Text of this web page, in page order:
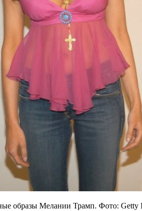
образы Мелании Трамп. Фото: Getty